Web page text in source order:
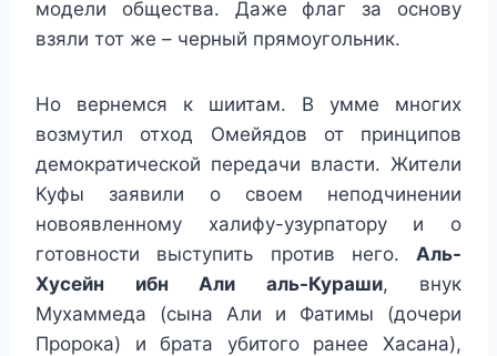
модели общества. Даже флаг за основу
взяли тот же – черный прямоугольник.
Но вернемся к шиитам. В умме многих
возмутил отход Омейядов от принципов
демократической передачи власти. Жители
Куфы заявили о своем неподчинении
новоявленному халифу-узурпатору и о
готовности выступить против него. Аль-
Хусейн ибн Али аль-Кураши, внук
Мухаммеда (сына Али и Фатимы (дочери
Пророка) и брата убитого ранее Хасана),